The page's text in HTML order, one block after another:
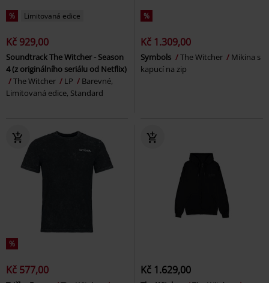
% Limitovaná edice
Kč 929,00
Soundtrack The Witcher - Season
4 (z originálního seriálu od Netflix)
The Witcher
LP
Barevné,
Limitovaná edice, Standard
%
Kč 1.309,00
Symbols The Witcher
Mikina s
kapucí na zip
%
Kč 577,00 Kč 1.629,00